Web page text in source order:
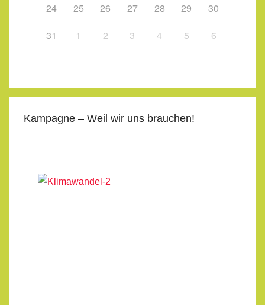
24
25 26 27 28 29
30
31
1 2 3 4 5 6
Kampagne – Weil wir uns brauchen!